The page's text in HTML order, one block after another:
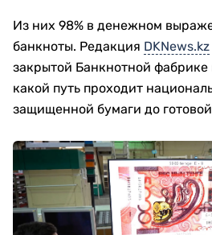
Из них 98% в денежном
банкноты. Редакция DKNews.kz
закрытой Банкнотной фабрике
какой путь проходит
защищенной бумаги до